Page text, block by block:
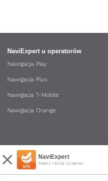
NaviExpert
Pobierz i testuj za darmo!
NaviExpert u operatorów
Nawigacja Play
Nawigacja Plus
Nawigacja T-Mobile
Nawigacja Orange
Inne